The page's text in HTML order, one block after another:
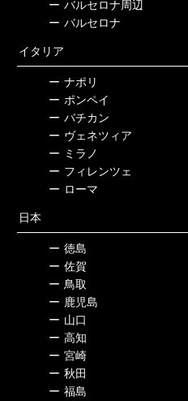
ー バルセロナ周辺
ー バルセロナ
イタリア
ー ナポリ
ー ポンペイ
ー バチカン
ー ヴェネツィア
ー ミラノ
ー フィレンツェ
ー ローマ
日本
ー 徳島
ー 佐賀
ー 鳥取
ー 鹿児島
ー 山口
ー 高知
ー 宮崎
ー 秋田
ー 福島